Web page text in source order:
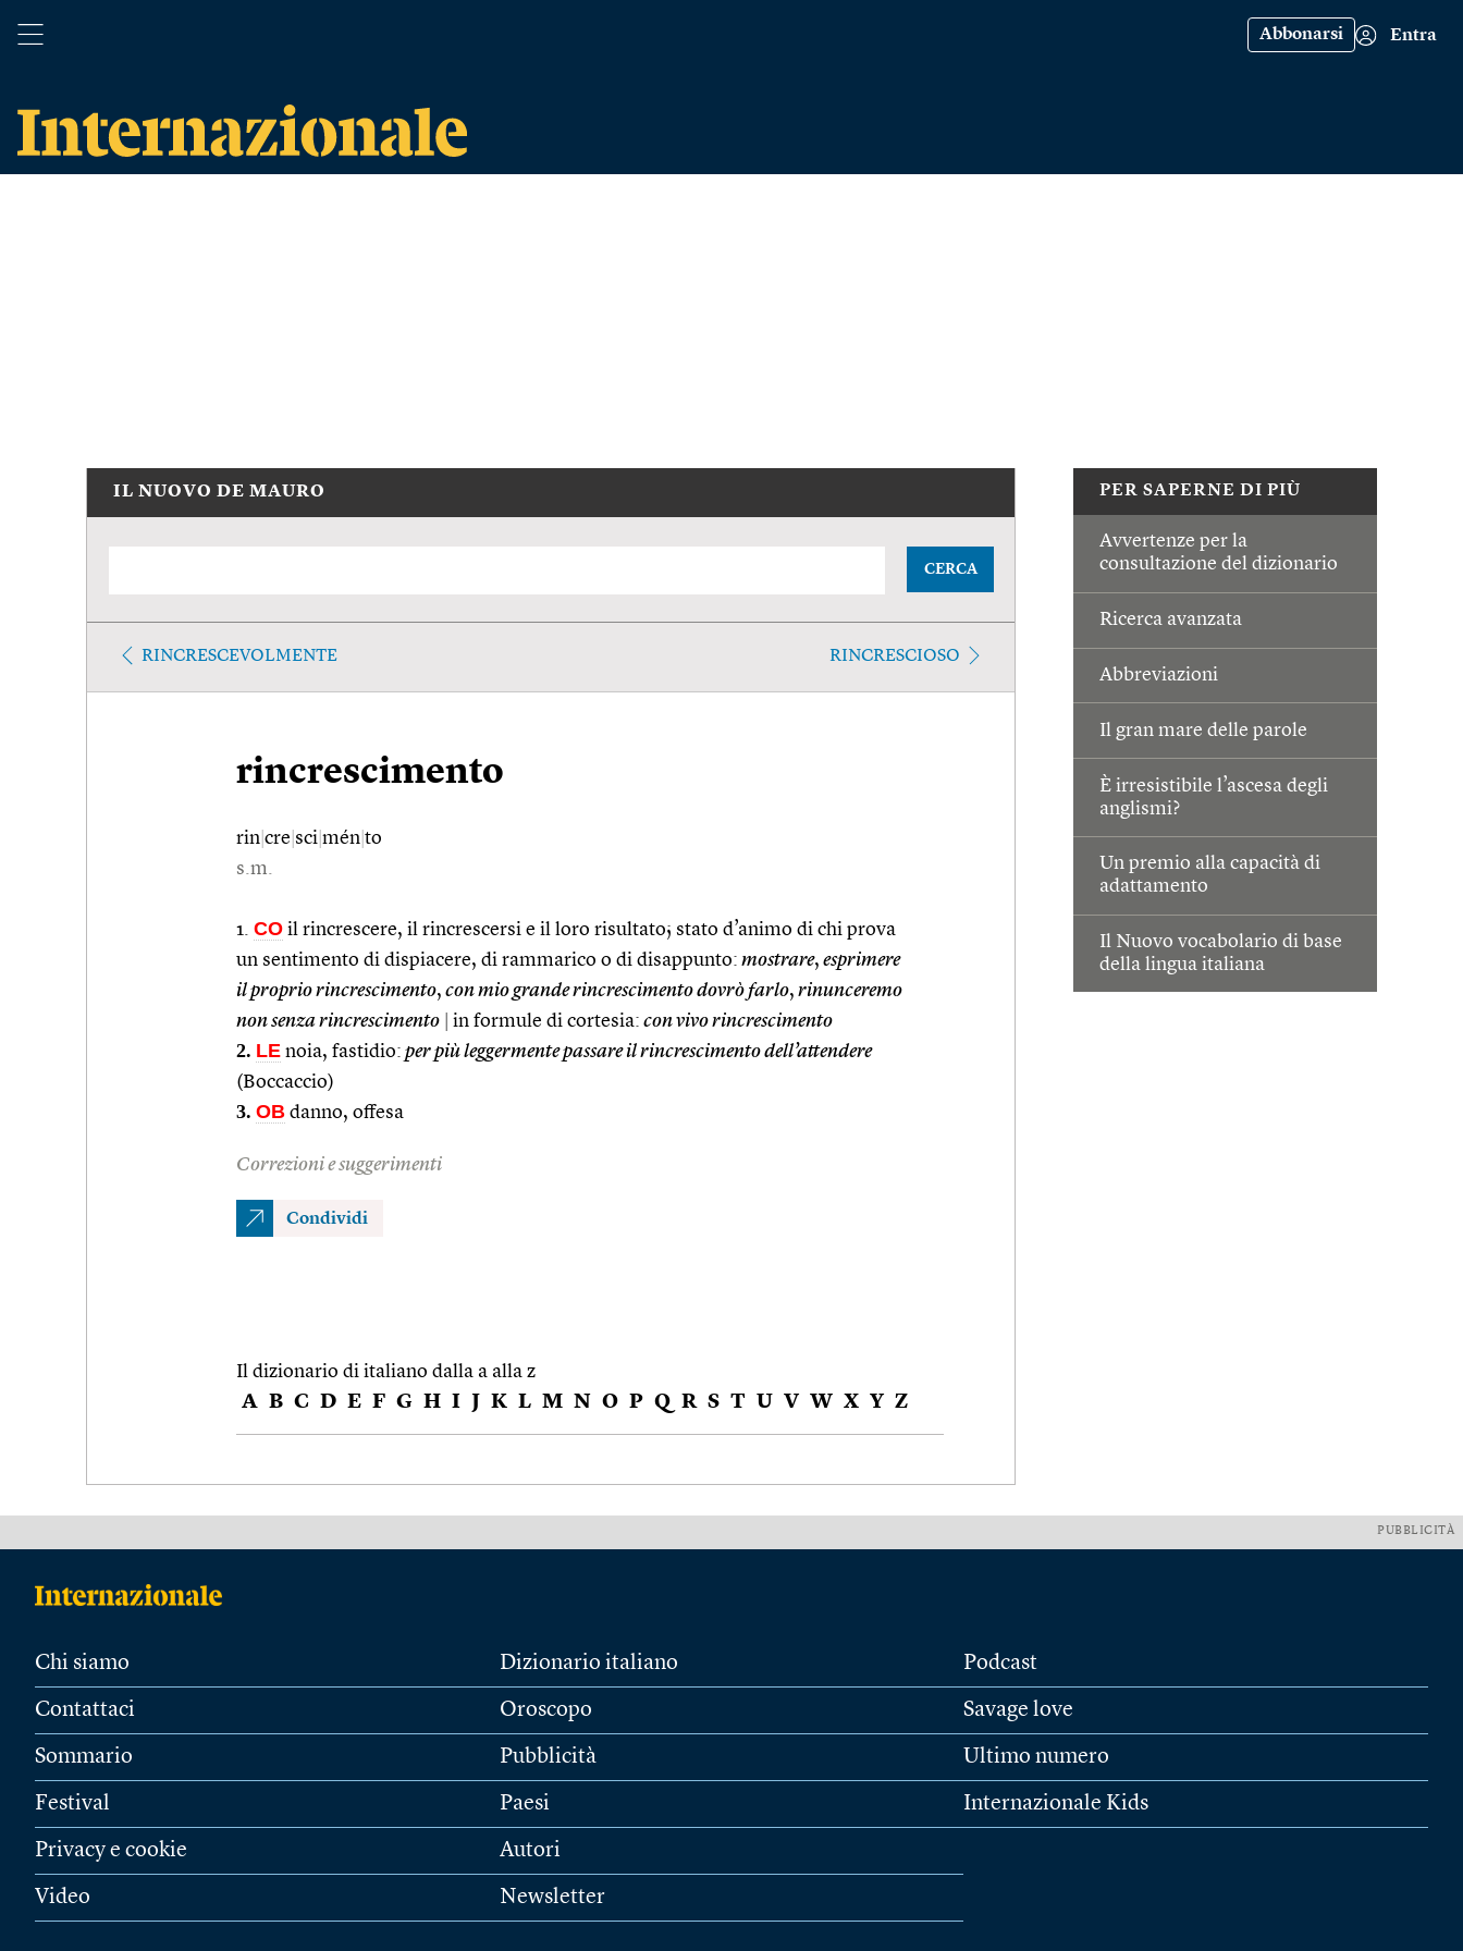
Abbonarsi Entra
PER SAPERNE DI PIÙ
Avvertenze per la
consultazione del dizionario
Ricerca avanzata
Abbreviazioni
Il gran mare delle parole
È irresistibile l’ascesa degli
anglismi?
Un premio alla capacità di
adattamento
Il Nuovo vocabolario di base
della lingua italiana
IL NUOVO DE MAURO
CERCA
RINCRESCEVOLMENTE RINCRESCIOSO
rincrescimento
rin cre sci mén to
s.m.
1. CO il rincrescere, il rincrescersi e il loro risultato; stato d’animo di chi prova
un sentimento di dispiacere, di rammarico o di disappunto: mostrare, esprimere
il proprio rincrescimento, con mio grande rincrescimento dovrò farlo, rinunceremo
non senza rincrescimento
in formule di cortesia: con vivo rincrescimento
2. LE noia, fastidio: per più leggermente passare il rincrescimento dell’attendere
(Boccaccio)
3. OB danno, offesa
Correzioni e suggerimenti
Condividi
Il dizionario di italiano dalla a alla z
A B C D E F G H I J K L M N O P Q R S T U V W X Y Z
PUBBLICITÀ
Chi siamo
Contattaci
Sommario
Festival
Privacy e cookie
Video
Dizionario italiano
Oroscopo
Pubblicità
Paesi
Autori
Newsletter
Podcast
Savage love
Ultimo numero
Internazionale Kids